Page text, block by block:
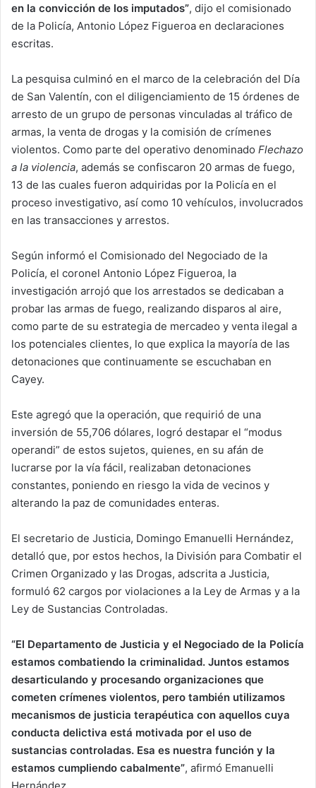
en la convicción de los imputados”, dijo el comisionado
de la Policía, Antonio López Figueroa en declaraciones
escritas.
La pesquisa culminó en el marco de la celebración del Día
de San Valentín, con el diligenciamiento de 15 órdenes de
arresto de un grupo de personas vinculadas al tráfico de
armas, la venta de drogas y la comisión de crímenes
violentos. Como parte del operativo denominado Flechazo
a la violencia, además se confiscaron 20 armas de fuego,
13 de las cuales fueron adquiridas por la Policía en el
proceso investigativo, así como 10 vehículos, involucrados
en las transacciones y arrestos.
Según informó el Comisionado del Negociado de la
Policía, el coronel Antonio López Figueroa, la
investigación arrojó que los arrestados se dedicaban a
probar las armas de fuego, realizando disparos al aire,
como parte de su estrategia de mercadeo y venta ilegal a
los potenciales clientes, lo que explica la mayoría de las
detonaciones que continuamente se escuchaban en
Cayey.
Este agregó que la operación, que requirió de una
inversión de 55,706 dólares, logró destapar el “modus
operandi” de estos sujetos, quienes, en su afán de
lucrarse por la vía fácil, realizaban detonaciones
constantes, poniendo en riesgo la vida de vecinos y
alterando la paz de comunidades enteras.
El secretario de Justicia, Domingo Emanuelli Hernández,
detalló que, por estos hechos, la División para Combatir el
Crimen Organizado y las Drogas, adscrita a Justicia,
formuló 62 cargos por violaciones a la Ley de Armas y a la
Ley de Sustancias Controladas.
“El Departamento de Justicia y el Negociado de la Policía
estamos combatiendo la criminalidad. Juntos estamos
desarticulando y procesando organizaciones que
cometen crímenes violentos, pero también utilizamos
mecanismos de justicia terapéutica con aquellos cuya
conducta delictiva está motivada por el uso de
sustancias controladas. Esa es nuestra función y la
estamos cumpliendo cabalmente”, afirmó Emanuelli